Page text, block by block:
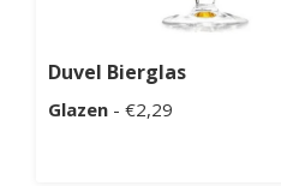
Duvel Bierglas
Glazen - €2,29